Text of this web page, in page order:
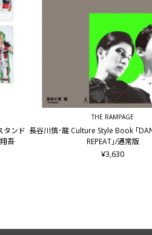
タンド
吾
THE RAMPAGE
長谷川慎･龍 Culture Style Book ｢
REPEAT｣/通常版
¥3,630